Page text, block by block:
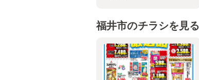
福井市のチラシを見る